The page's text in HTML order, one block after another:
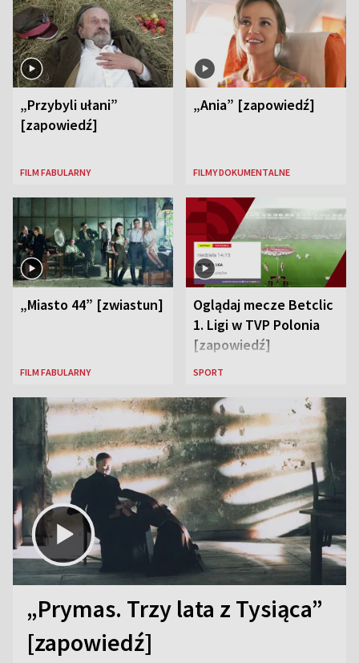
„Przybyli ułani”
[zapowiedź]
FILM FABULARNY
„Ania” [zapowiedź]
FILMY DOKUMENTALNE
„Miasto 44” [zwiastun]
FILM FABULARNY
Oglądaj mecze Betclic
1. Ligi w TVP Polonia
[zapowiedź]
SPORT
„Prymas. Trzy lata z Tysiąca”
[zapowiedź]